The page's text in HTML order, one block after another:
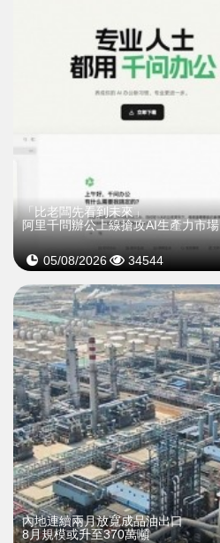
「比老闆先看到未來」
阿里千問辦公上線搶攻AI生產力市場
05/08/2026 34544
內地連續兩月放寬成品油出口
8月規模或升至370萬噸